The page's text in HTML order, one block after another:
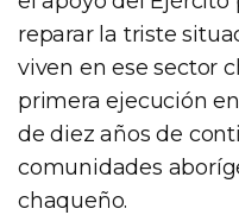
reparar la triste
viven en ese sector
primera ejecución
de diez años de
comunidades
chaqueño.